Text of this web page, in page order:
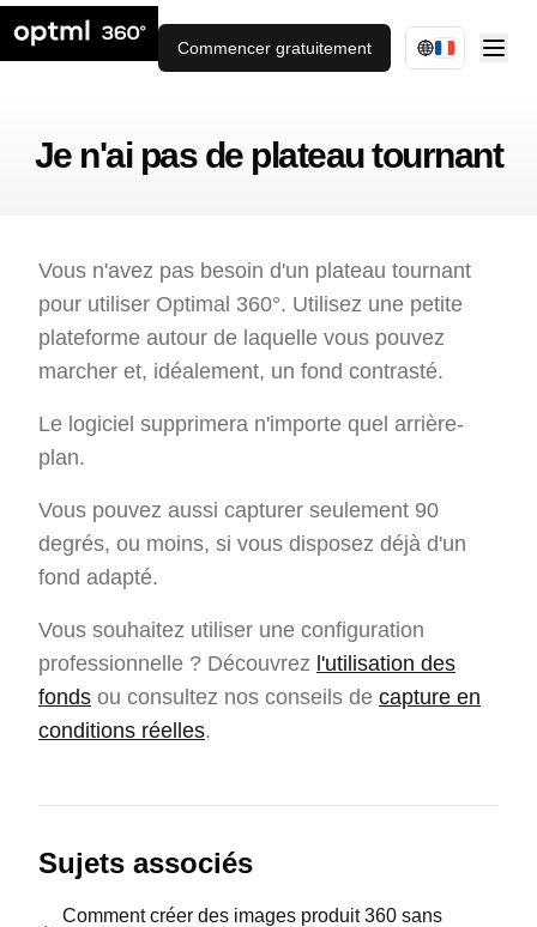
Commencer gratuitement
Je n'ai pas de plateau tournant
Vous n'avez pas besoin d'un plateau tournant
pour utiliser Optimal 360°. Utilisez une petite
plateforme autour de laquelle vous pouvez
marcher et, idéalement, un fond contrasté.
Le logiciel supprimera n'importe quel arrière-
plan.
Vous pouvez aussi capturer seulement 90
degrés, ou moins, si vous disposez déjà d'un
fond adapté.
Vous souhaitez utiliser une configuration
professionnelle ? Découvrez l'utilisation des
fonds ou consultez nos conseils de capture en
conditions réelles.
Sujets associés
Comment créer des images produit 360 sans